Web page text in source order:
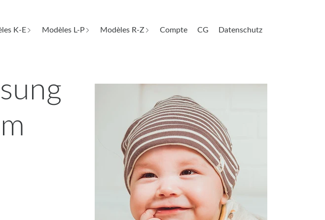
K-E Modèles L-P Modèles R-Z Compte CG Datenschutz